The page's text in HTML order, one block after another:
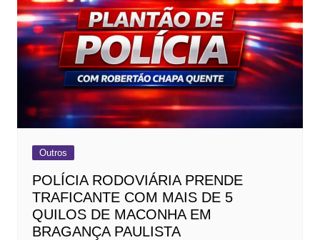
Outros
POLÍCIA RODOVIÁRIA PRENDE
TRAFICANTE COM MAIS DE 5
QUILOS DE MACONHA EM
BRAGANÇA PAULISTA